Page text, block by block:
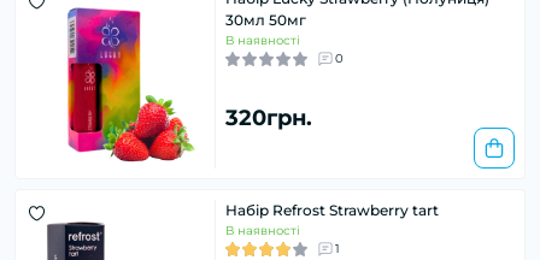
30мл 50мг
В наявності
0
320грн.
Набір Refrost Strawberry tart
В наявності
1